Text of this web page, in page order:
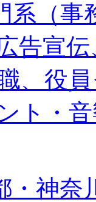
系（事
告宣
、役
ト・
・神奈